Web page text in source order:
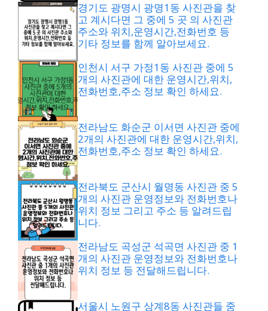
경기도 광명시 광명1동 사진관을 찾
고 계시다면 그 중에 5 곳 의 사진관
주소와 위치,운영시간,전화번호 등
기타 정보를 함께 알아보세요.
인천시 서구 가정1동 사진관 중에 5
개의 사진관에 대한 운영시간,위치,
전화번호,주소 정보 확인 하세요.
전라남도 화순군 이서면 사진관 중에
2개의 사진관에 대한 운영시간,위치,
전화번호,주소 정보 확인 하세요.
전라북도 군산시 월명동 사진관 중 5
개의 사진관 운영정보와 전화번호나
위치 정보 그리고 주소 등 알려드립
니다.
전라남도 곡성군 석곡면 사진관 중 1
개의 사진관 운영정보와 전화번호나
위치 정보 등 전달해드립니다.
서울시 노원구 상계8동 사진관들 중